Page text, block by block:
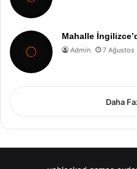
Mahalle
Admin 7 Ağustos
Daha